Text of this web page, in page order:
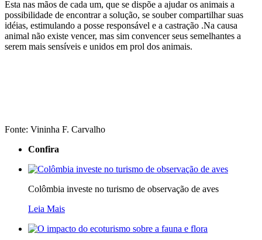
Esta nas mãos de cada um, que se dispõe a ajudar os animais a
possibilidade de encontrar a solução, se souber compartilhar suas
idéias, estimulando a posse responsável e a castração .Na causa
animal não existe vencer, mas sim convencer seus semelhantes a
serem mais sensíveis e unidos em prol dos animais.
Fonte: Vininha F. Carvalho
Confira
Colômbia investe no turismo de observação de aves
Leia Mais